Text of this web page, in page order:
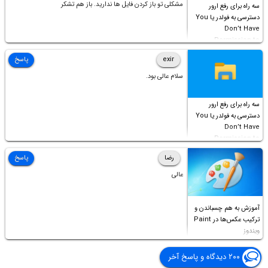
سه راه برای رفع ارور
دسترسی به فولدر یا You
Don’t Have
Permission to
Access this folder
مشکلی تو باز کردن فایل ها ندارید. باز هم تشکر
سه راه برای رفع ارور
دسترسی به فولدر یا You
Don’t Have
Permission to
Access this folder
exir
سلام عالی بود.
پاسخ
آموزش به هم چسباندن و
ترکیب عکس‌ها در Paint
ویندوز
رضا
عالی
پاسخ
۲۰۰ دیدگاه و پاسخ آخر